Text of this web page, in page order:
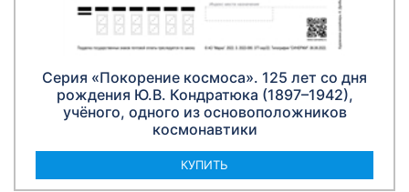
Серия «Покорение космоса». 125 лет со дня
рождения Ю.В. Кондратюка (1897–1942),
учёного, одного из основоположников
космонавтики
КУПИТЬ